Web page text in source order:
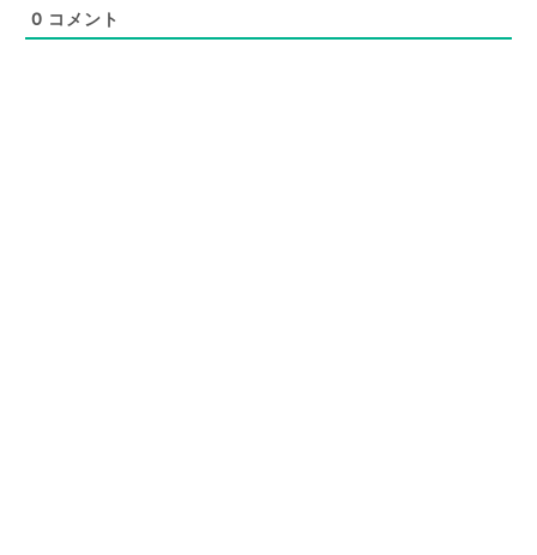
0 コメント